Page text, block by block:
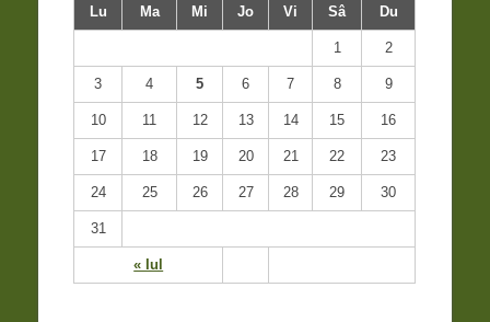
Lu Ma Mi Jo Vi Sâ Du
« Iul
1 2
3 4 5 6 7 8 9
10 11 12 13 14 15 16
17 18 19 20 21 22 23
24 25 26 27 28 29 30
31